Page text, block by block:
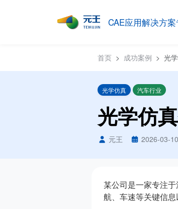
CAE应用解决方
首页 成功案例 光
光学仿真 汽车行业
光学仿
元王 2026-03-10
某公司是一家专注
航、车速等关键信